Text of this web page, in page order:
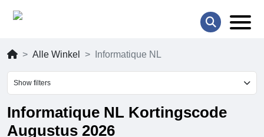
Alle Winkel Informatique NL
Show filters
Informatique NL Kortingscode
Augustus 2026